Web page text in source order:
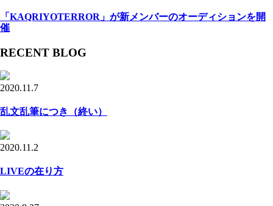
「KAQRIYOTERROR」が新メンバーのオーディションを開
催
RECENT BLOG
2020.11.7
乱文乱筆につき（終い）
2020.11.2
LIVEの在り方